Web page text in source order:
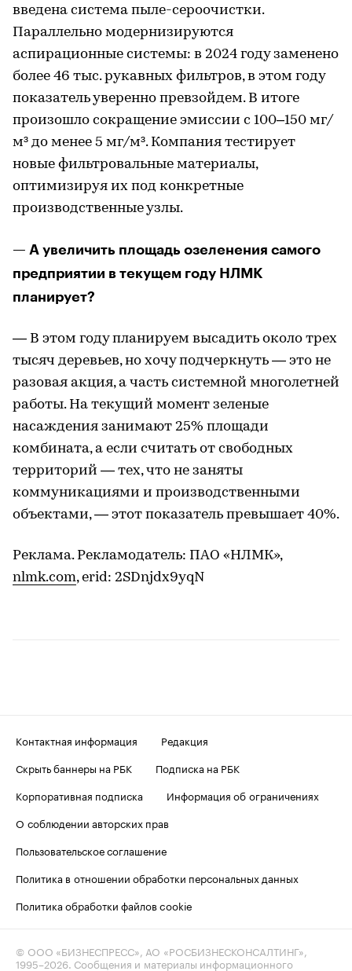
введена система пыле-сероочистки.
Параллельно модернизируются
аспирационные системы: в 2024 году заменено
более 46 тыс. рукавных фильтров, в этом году
показатель уверенно превзойдем. В итоге
произошло сокращение эмиссии с 100–150 мг/
м³ до менее 5 мг/м³. Компания тестирует
новые фильтровальные материалы,
оптимизируя их под конкретные
производственные узлы.
— А увеличить площадь озеленения самого
предприятии в текущем году НЛМК
планирует?
— В этом году планируем высадить около трех
тысяч деревьев, но хочу подчеркнуть — это не
разовая акция, а часть системной многолетней
работы. На текущий момент зеленые
насаждения занимают 25% площади
комбината, а если считать от свободных
территорий — тех, что не заняты
коммуникациями и производственными
объектами, — этот показатель превышает 40%.
Реклама. Рекламодатель: ПАО «НЛМК»,
nlmk.com, erid: 2SDnjdx9yqN
Контактная информация
Редакция
Скрыть баннеры на РБК
Подписка на РБК
Корпоративная подписка
Информация об ограничениях
О соблюдении авторских прав
Пользовательское соглашение
Политика в отношении обработки персональных данных
Политика обработки файлов cookie
© ООО «БИЗНЕСПРЕСС», АО «РОСБИЗНЕСКОНСАЛТИНГ»,
1995–2026. Сообщения и материалы информационного